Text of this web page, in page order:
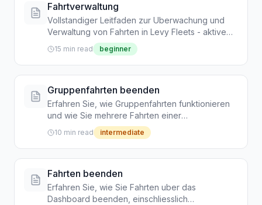
Fahrtverwaltung
Vollstandiger Leitfaden zur Uberwachung und
Verwaltung von Fahrten in Levy Fleets - aktive
Fahrten verfolgen, Historie anzeigen, Probleme
bearbeiten und den Fahrtlebenszyklus
verstehen.
15 min read beginner
Gruppenfahrten beenden
Erfahren Sie, wie Gruppenfahrten funktionieren
und wie Sie mehrere Fahrten einer
Gruppensitzung gleichzeitig beenden
10 min read intermediate
Fahrten beenden
Erfahren Sie, wie Sie Fahrten uber das
Dashboard beenden, einschliesslich